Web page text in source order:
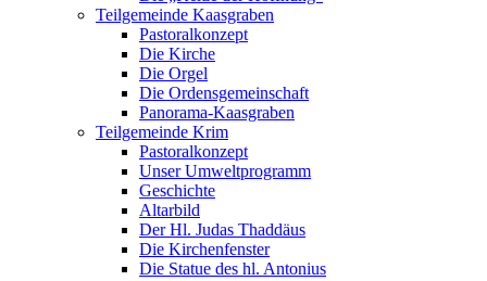
Teilgemeinde Kaasgraben
Pastoralkonzept
Die Kirche
Die Orgel
Die Ordensgemeinschaft
Panorama-Kaasgraben
Teilgemeinde Krim
Pastoralkonzept
Unser Umweltprogramm
Geschichte
Altarbild
Der Hl. Judas Thaddäus
Die Kirchenfenster
Die Statue des hl. Antonius